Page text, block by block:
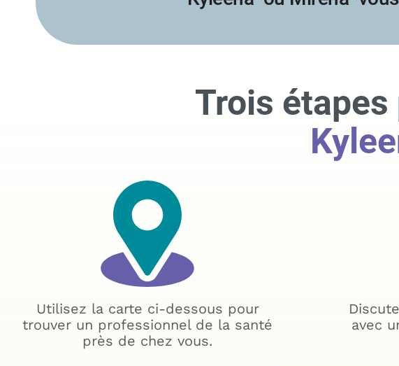
Trois
Utilisez la carte ci-dessous pour
trouver un professionnel de la santé
près de chez vous.
avec